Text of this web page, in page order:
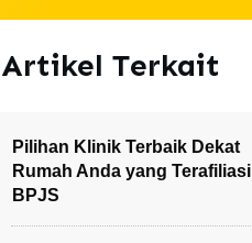
Artikel Terkait
Pilihan Klinik Terbaik Dekat
Rumah Anda yang Terafiliasi
BPJS